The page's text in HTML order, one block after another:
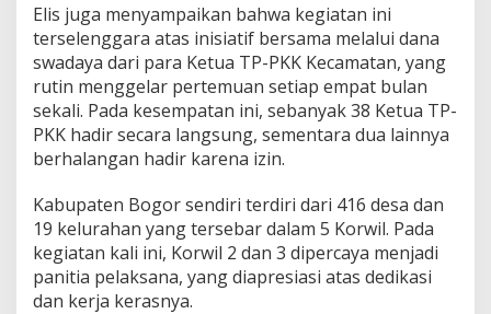
Elis juga menyampaikan bahwa kegiatan ini
terselenggara atas inisiatif bersama melalui dana
swadaya dari para Ketua TP-PKK Kecamatan, yang
rutin menggelar pertemuan setiap empat bulan
sekali. Pada kesempatan ini, sebanyak 38 Ketua TP-
PKK hadir secara langsung, sementara dua lainnya
berhalangan hadir karena izin.
Kabupaten Bogor sendiri terdiri dari 416 desa dan
19 kelurahan yang tersebar dalam 5 Korwil. Pada
kegiatan kali ini, Korwil 2 dan 3 dipercaya menjadi
panitia pelaksana, yang diapresiasi atas dedikasi
dan kerja kerasnya.